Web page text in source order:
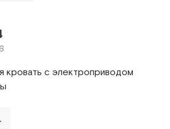
кровать с электроприводом